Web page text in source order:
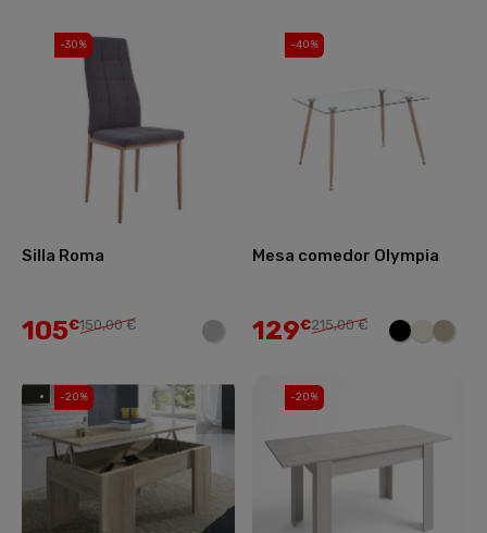
Silla Roma
105€150,00 €
-30%
Mesa comedor Olympia
129€215,00 €
-40%
-20% -20%